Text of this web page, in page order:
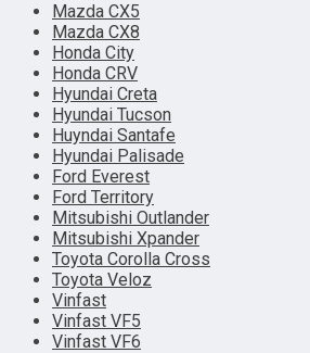
Mazda CX5
Mazda CX8
Honda City
Honda CRV
Hyundai Creta
Hyundai Tucson
Huyndai Santafe
Hyundai Palisade
Ford Everest
Ford Territory
Mitsubishi Outlander
Mitsubishi Xpander
Toyota Corolla Cross
Toyota Veloz
Vinfast
Vinfast VF5
Vinfast VF6